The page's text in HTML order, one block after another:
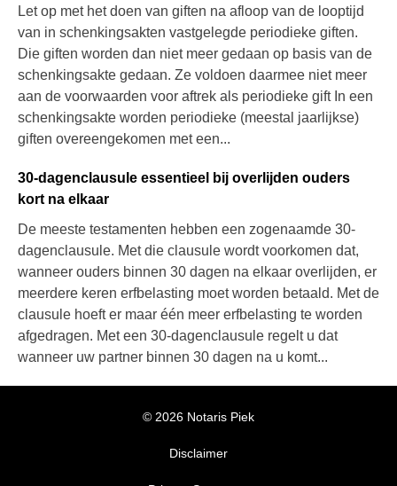
Let op met het doen van giften na afloop van de looptijd
van in schenkingsakten vastgelegde periodieke giften.
Die giften worden dan niet meer gedaan op basis van de
schenkingsakte gedaan. Ze voldoen daarmee niet meer
aan de voorwaarden voor aftrek als periodieke gift In een
schenkingsakte worden periodieke (meestal jaarlijkse)
giften overeengekomen met een...
30-dagenclausule essentieel bij overlijden ouders
kort na elkaar
De meeste testamenten hebben een zogenaamde 30-
dagenclausule. Met die clausule wordt voorkomen dat,
wanneer ouders binnen 30 dagen na elkaar overlijden, er
meerdere keren erfbelasting moet worden betaald. Met de
clausule hoeft er maar één meer erfbelasting te worden
afgedragen. Met een 30-dagenclausule regelt u dat
wanneer uw partner binnen 30 dagen na u komt...
© 2026 Notaris Piek
Disclaimer